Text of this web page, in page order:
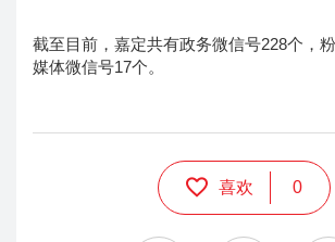
截至目前，嘉定共有政务微信号228个，
媒体微信号17个。
喜欢 0